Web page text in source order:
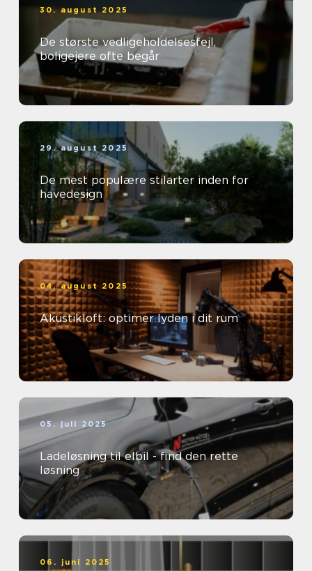
30. august 2025
De største vedligeholdelsesfejl,
boligejere ofte begår
29. august 2025
De mest populære stilarter inden for
havedesign
04. august 2025
Akustikloft: optimer lyden i dit rum
05. juli 2025
Ladeløsning til elbil - find den rette
løsning
06. juni 2025